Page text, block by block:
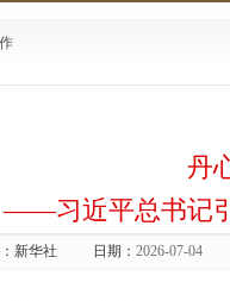
丹
——习近平总书记
新华社 日期： 2026-07-04